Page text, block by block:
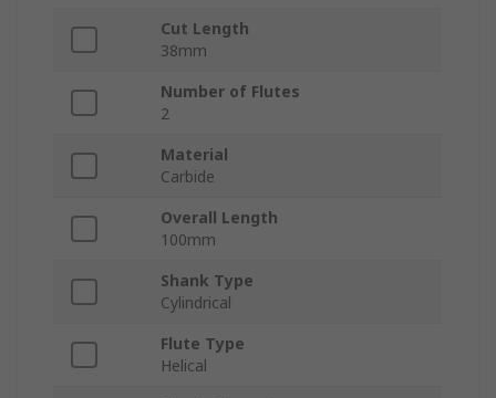
Cut Length
38mm
Number of Flutes
2
Material
Carbide
Overall Length
100mm
Shank Type
Cylindrical
Flute Type
Helical